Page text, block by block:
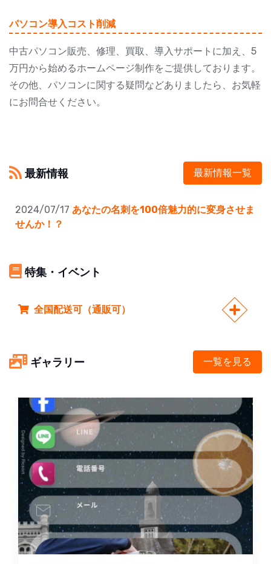
パソコン導入コスト削減
中古パソコン販売、修理、買取、導入サポートに加え、5
万円から始めるホームページ制作をご提供しております。
その他、パソコンに関する疑問などありましたら、お気軽
にお問合せください。
最新情報 最新情報一覧
2024/07/17 あなたの名刺を100倍魅力的に変身させま
せんか！？
特集・イベント
全国配送可（通販可）
ギャラリー 一覧を見る